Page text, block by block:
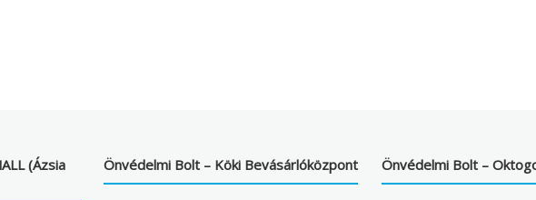
(Ázsia
Önvédelmi Bolt – Köki Bevásárlóközpont Önvédelmi Bolt –